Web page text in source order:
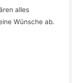
alles
Wünsche ab.